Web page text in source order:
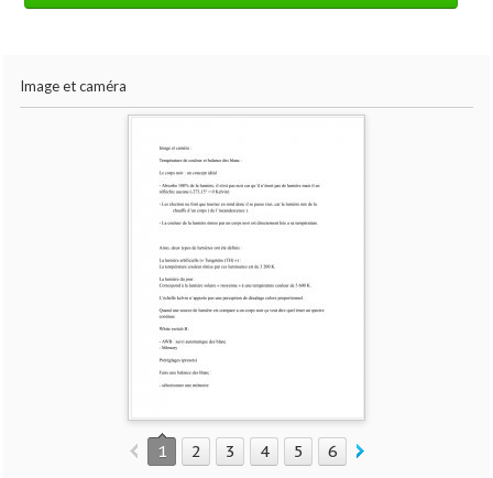
Image et caméra
1 2 3 4 5 6 7